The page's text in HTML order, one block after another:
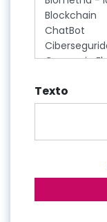
Texto